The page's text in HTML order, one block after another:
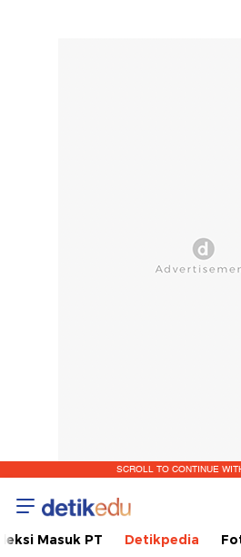
SCROLL TO CONTINUE
Masuk PT Detikpedia